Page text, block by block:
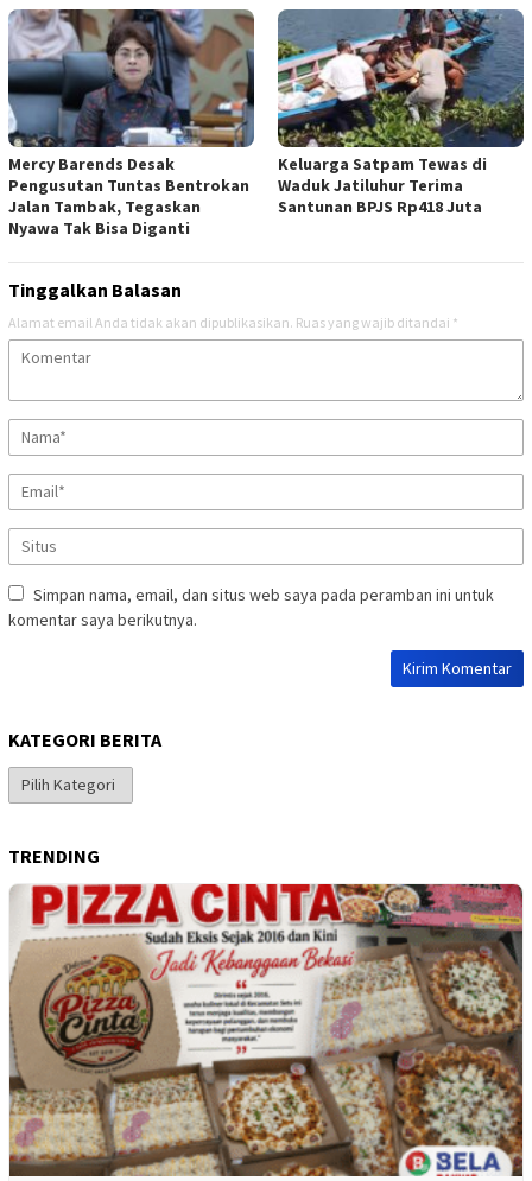
Mercy Barends Desak
Pengusutan Tuntas Bentrokan
Jalan Tambak, Tegaskan
Nyawa Tak Bisa Diganti
Keluarga Satpam Tewas di
Waduk Jatiluhur Terima
Santunan BPJS Rp418 Juta
Tinggalkan Balasan
Alamat email Anda tidak akan dipublikasikan. Ruas yang wajib ditandai *
Simpan nama, email, dan situs web saya pada peramban ini untuk
komentar saya berikutnya.
KATEGORI BERITA
Kategori
Berita
TRENDING